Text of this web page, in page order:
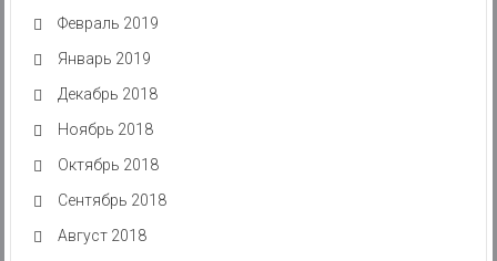
Февраль 2019
Январь 2019
Декабрь 2018
Ноябрь 2018
Октябрь 2018
Сентябрь 2018
Август 2018